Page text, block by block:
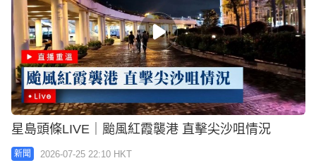
星島頭條LIVE｜颱風紅霞襲港 直擊尖沙咀情況
新聞 2026-07-25 22:10 HKT